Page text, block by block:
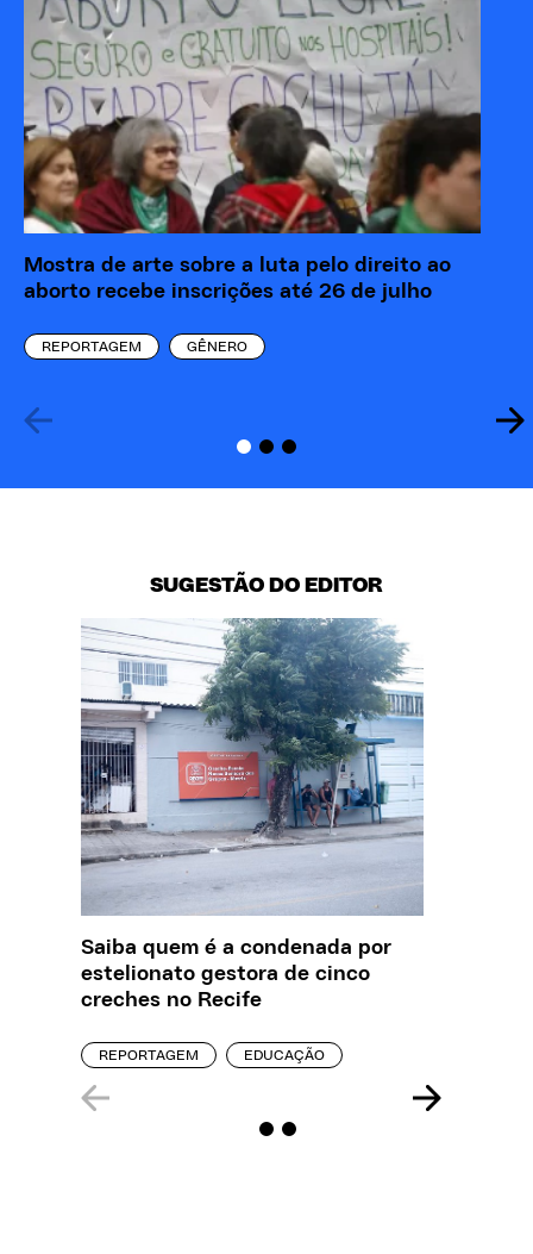
Mostra de arte sobre a luta pelo direito ao
aborto recebe inscrições até 26 de julho
REPORTAGEM GÊNERO
SUGESTÃO DO EDITOR
Saiba quem é a condenada por
estelionato gestora de cinco
creches no Recife
REPORTAGEM EDUCAÇÃO